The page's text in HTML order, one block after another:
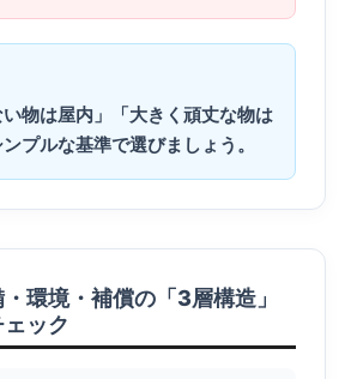
い物は屋内」「大きく頑丈な物は
プルな基準で選びましょう。
環境・補償の「3層構造」
ック